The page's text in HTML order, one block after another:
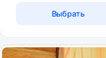
Выбрать